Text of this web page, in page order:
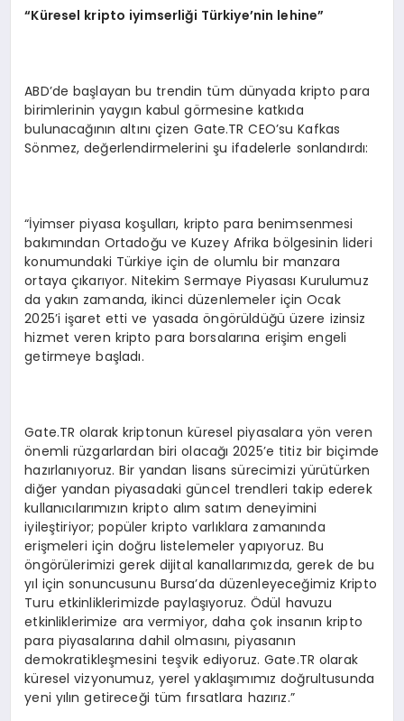
“Küresel kripto iyimserliği Türkiye’nin lehine”
ABD’de başlayan bu trendin tüm dünyada kripto para
birimlerinin yaygın kabul görmesine katkıda
bulunacağının altını çizen Gate.TR CEO’su Kafkas
Sönmez, değerlendirmelerini şu ifadelerle sonlandırdı:
“İyimser piyasa koşulları, kripto para benimsenmesi
bakımından Ortadoğu ve Kuzey Afrika bölgesinin lideri
konumundaki Türkiye için de olumlu bir manzara
ortaya çıkarıyor. Nitekim Sermaye Piyasası Kurulumuz
da yakın zamanda, ikinci düzenlemeler için Ocak
2025’i işaret etti ve yasada öngörüldüğü üzere izinsiz
hizmet veren kripto para borsalarına erişim engeli
getirmeye başladı.
Gate.TR olarak kriptonun küresel piyasalara yön veren
önemli rüzgarlardan biri olacağı 2025’e titiz bir biçimde
hazırlanıyoruz. Bir yandan lisans sürecimizi yürütürken
diğer yandan piyasadaki güncel trendleri takip ederek
kullanıcılarımızın kripto alım satım deneyimini
iyileştiriyor; popüler kripto varlıklara zamanında
erişmeleri için doğru listelemeler yapıyoruz. Bu
öngörülerimizi gerek dijital kanallarımızda, gerek de bu
yıl için sonuncusunu Bursa’da düzenleyeceğimiz Kripto
Turu etkinliklerimizde paylaşıyoruz. Ödül havuzu
etkinliklerimize ara vermiyor, daha çok insanın kripto
para piyasalarına dahil olmasını, piyasanın
demokratikleşmesini teşvik ediyoruz. Gate.TR olarak
küresel vizyonumuz, yerel yaklaşımımız doğrultusunda
yeni yılın getireceği tüm fırsatlara hazırız.”